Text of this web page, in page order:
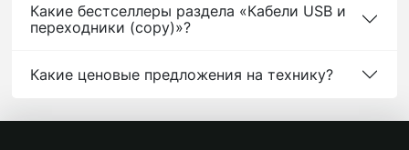
Какие бестселлеры раздела «Кабели USB и
переходники (сopy)»?
Какие ценовые предложения на технику?